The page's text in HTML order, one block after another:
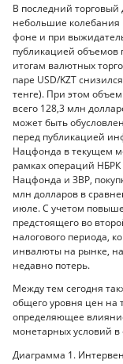
В последний
небольшие
фоне и при
публикацией объемов
итогам валютных
паре USD/KZT
тенге). При этом
всего 128,3 млн
может быть
перед публикацией
Нацфонда в текущем
рамках операций
Нацфонда и ЗВР,
млн долларов в
июле. C учетом
предстоящего во
налогового периода,
инвалюты на рынке,
недавно потерь.
Между тем сегодня
общего уровня цен на
определяющее
монетарных условий в
Диаграмма 1.